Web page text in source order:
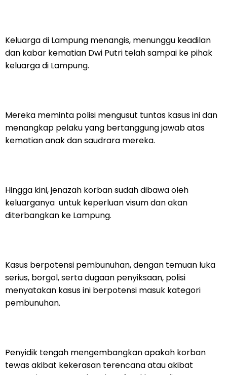
Keluarga di Lampung menangis, menunggu keadilan
dan kabar kematian Dwi Putri telah sampai ke pihak
keluarga di Lampung.
Mereka meminta polisi mengusut tuntas kasus ini dan
menangkap pelaku yang bertanggung jawab atas
kematian anak dan saudrara mereka.
Hingga kini, jenazah korban sudah dibawa oleh
keluarganya untuk keperluan visum dan akan
diterbangkan ke Lampung.
Kasus berpotensi pembunuhan, dengan temuan luka
serius, borgol, serta dugaan penyiksaan, polisi
menyatakan kasus ini berpotensi masuk kategori
pembunuhan.
Penyidik tengah mengembangkan apakah korban
tewas akibat kekerasan terencana atau akibat